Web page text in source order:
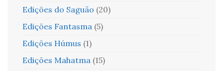
Edições do Saguão (20)
Edições Fantasma (5)
Edições Húmus (1)
Edições Mahatma (15)